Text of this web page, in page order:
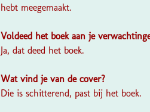
hebt meegemaakt.
Voldeed het boek aan je
Ja, dat deed het boek.
Wat vind je van de cover?
Die is schitterend, past bij het boek.